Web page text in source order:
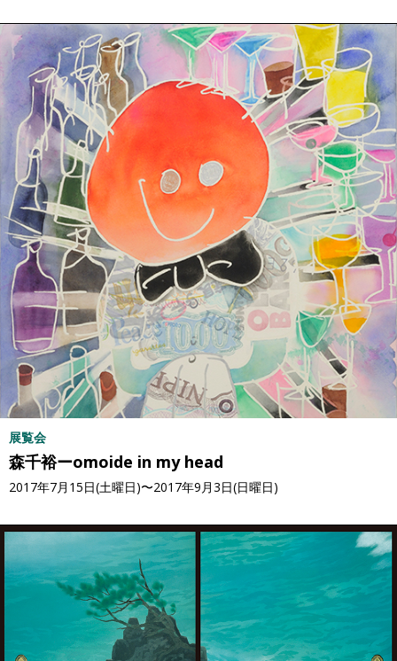
展覧会
森千裕ーomoide in my head
2017年7月15日(土曜日)〜2017年9月3日(日曜日)